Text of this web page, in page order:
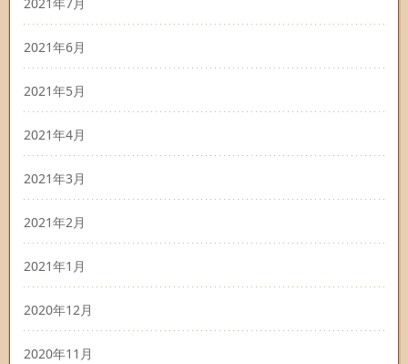
2021年7月
2021年6月
2021年5月
2021年4月
2021年3月
2021年2月
2021年1月
2020年12月
2020年11月